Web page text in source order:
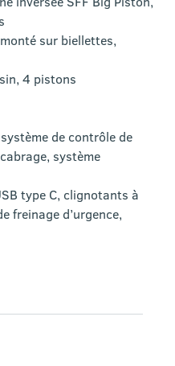
sur biellettes,
4 pistons
de contrôle de
système
type C, clignotants à
freinage d’urgence,